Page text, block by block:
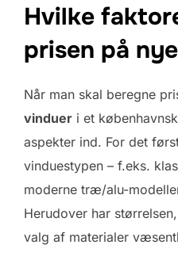
Hvilke
prisen på
Når man skal beregne
vinduer i et
aspekter ind. For det
vinduestypen – f.eks.
moderne træ/alu-
Herudover har
valg af materialer